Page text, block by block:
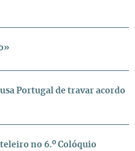
Portugal de travar acordo
no 6.º Colóquio